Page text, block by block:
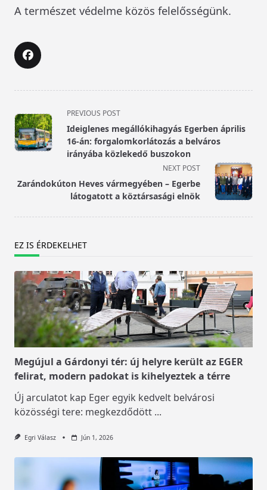
A természet védelme közös felelősségünk.
<span
class="nav-
subtitle
screen-
text">Page</span>
PREVIOUS POST
Ideiglenes megállókihagyás Egerben április
16-án: forgalomkorlátozás a belváros
irányába közlekedő buszokon
NEXT POST
Zarándokúton Heves vármegyében – Egerbe
látogatott a köztársasági elnök
EZ IS ÉRDEKELHET
Megújul a Gárdonyi tér: új helyre került az EGER
felirat, modern padokat is kihelyeztek a térre
Új arculatot kap Eger egyik kedvelt belvárosi
közösségi tere: megkezdődött ...
Egri Válasz Jún 1, 2026